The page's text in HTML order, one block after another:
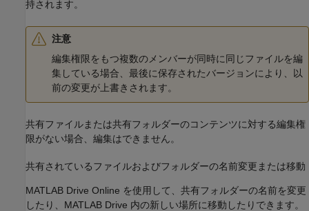
持されます。
注意
編集権限をもつ複数のメンバーが同時に同じファイルを編
集している場合、最後に保存されたバージョンにより、以
前の変更が上書きされます。
共有ファイルまたは共有フォルダーのコンテンツに対する編集権
限がない場合、編集はできません。
共有されているファイルおよびフォルダーの名前変更または移動
MATLAB Drive Online を使用して、共有フォルダーの名前を変更
したり、 MATLAB Drive 内の新しい場所に移動したりできます。